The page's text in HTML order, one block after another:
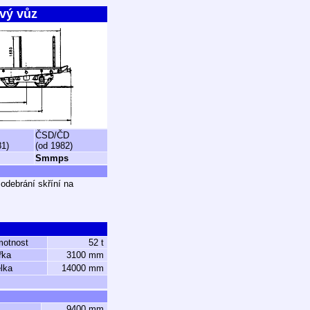
vůz
ČSD/ČD
(od 1982)
Smmps
skříní na
52 t
3100 mm
14000 mm